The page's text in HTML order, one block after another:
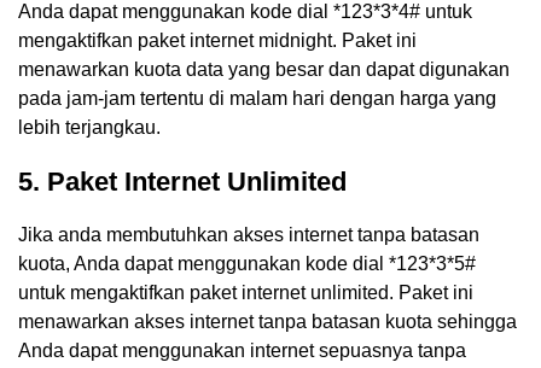
Anda dapat menggunakan kode dial *123*3*4# untuk
mengaktifkan paket internet midnight. Paket ini
menawarkan kuota data yang besar dan dapat digunakan
pada jam-jam tertentu di malam hari dengan harga yang
lebih terjangkau.
5. Paket Internet Unlimited
Jika anda membutuhkan akses internet tanpa batasan
kuota, Anda dapat menggunakan kode dial *123*3*5#
untuk mengaktifkan paket internet unlimited. Paket ini
menawarkan akses internet tanpa batasan kuota sehingga
Anda dapat menggunakan internet sepuasnya tanpa